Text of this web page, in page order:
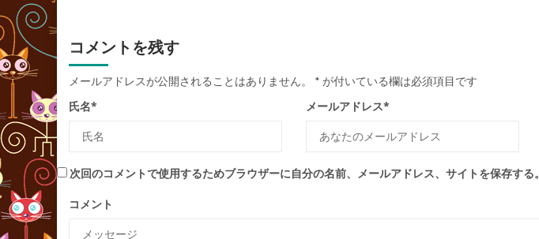
コメントを残す
メールアドレスが公開されることはありません。 * が付いている欄は必須項目です
氏名* メールアドレス*
次回のコメントで使用するためブラウザーに自分の名前、メールアドレス、サイトを保存する。
コメント